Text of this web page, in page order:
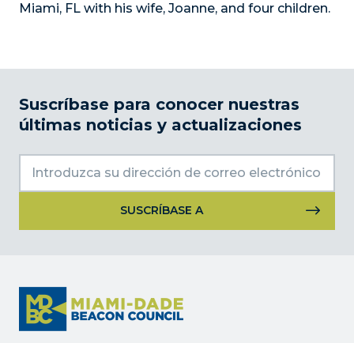
Miami, FL with his wife, Joanne, and four children.
Suscríbase para conocer nuestras
últimas noticias y actualizaciones
Contact.
Por
favor,